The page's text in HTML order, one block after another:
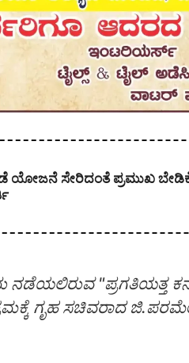
ಯೋಜನೆ ಸೇರಿದಂತೆ ಪ್ರಮುಖ
ನಡೆಯಲಿರುವ "ಪ್ರಗತಿಯತ್ತ
ಗೃಹ ಸಚಿವರಾದ